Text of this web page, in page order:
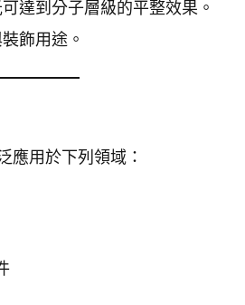
達到分子層級的平整效果。
飾用途。
應用於下列領域：